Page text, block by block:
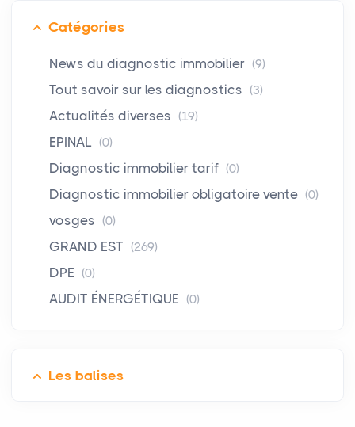
Catégories
News du diagnostic immobilier (9)
Tout savoir sur les diagnostics (3)
Actualités diverses (19)
EPINAL (0)
Diagnostic immobilier tarif (0)
Diagnostic immobilier obligatoire vente (0)
vosges (0)
GRAND EST (269)
DPE (0)
AUDIT ÉNERGÉTIQUE (0)
Les balises